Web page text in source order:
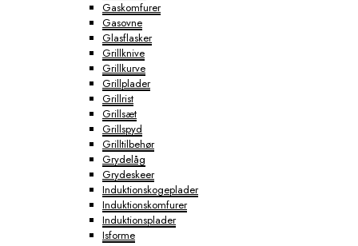
Gaskomfurer
Gasovne
Glasflasker
Grillknive
Grillkurve
Grillplader
Grillrist
Grillsæt
Grillspyd
Grilltilbehør
Grydelåg
Grydeskeer
Induktionskogeplader
Induktionskomfurer
Induktionsplader
Isforme